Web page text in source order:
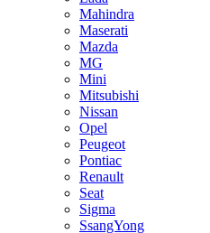
Mahindra
Maserati
Mazda
MG
Mini
Mitsubishi
Nissan
Opel
Peugeot
Pontiac
Renault
Seat
Sigma
SsangYong